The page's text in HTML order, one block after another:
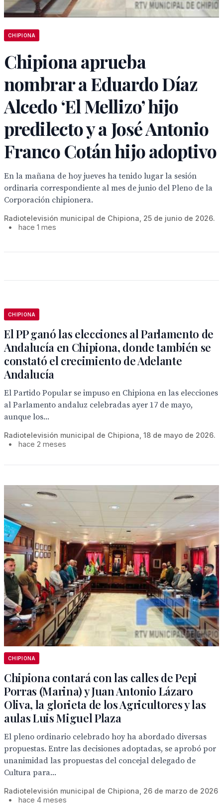
CHIPIONA
Chipiona aprueba
nombrar a Eduardo Díaz
Alcedo ‘El Mellizo’ hijo
predilecto y a José Antonio
Franco Cotán hijo adoptivo
En la mañana de hoy jueves ha tenido lugar la sesión
ordinaria correspondiente al mes de junio del Pleno de la
Corporación chipionera.
Radiotelevisión municipal de Chipiona, 25 de junio de 2026.
•
hace 1 mes
CHIPIONA
El PP ganó las elecciones al Parlamento de
Andalucía en Chipiona, donde también se
constató el crecimiento de Adelante
Andalucía
El Partido Popular se impuso en Chipiona en las elecciones
al Parlamento andaluz celebradas ayer 17 de mayo,
aunque los...
Radiotelevisión municipal de Chipiona, 18 de mayo de 2026.
•
hace 2 meses
CHIPIONA
Chipiona contará con las calles de Pepi
Porras (Marina) y Juan Antonio Lázaro
Oliva, la glorieta de los Agricultores y las
aulas Luis Miguel Plaza
El pleno ordinario celebrado hoy ha abordado diversas
propuestas. Entre las decisiones adoptadas, se aprobó por
unanimidad las propuestas del concejal delegado de
Cultura para...
Radiotelevisión municipal de Chipiona, 26 de marzo de 2026
•
hace 4 meses